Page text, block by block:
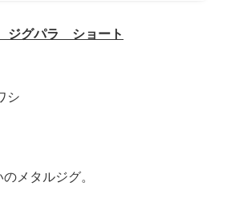
ジグパラ ショート
シ
メタルジグ。